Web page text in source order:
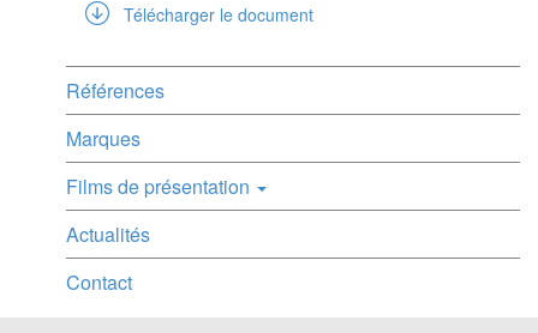
Télécharger le document
Références
Marques
Films de présentation
Actualités
Contact